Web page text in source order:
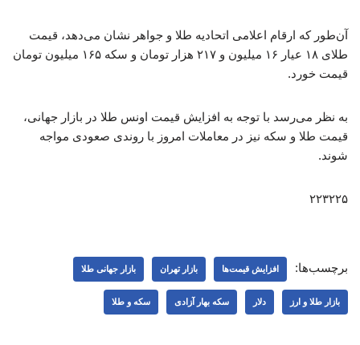
آن‌طور که ارقام اعلامی اتحادیه طلا و جواهر نشان می‌دهد، قیمت
طلای ۱۸ عیار ۱۶ میلیون و ۲۱۷ هزار تومان و سکه ۱۶۵ میلیون تومان
قیمت خورد.
به نظر می‌رسد با توجه به افزایش قیمت اونس طلا در بازار جهانی،
قیمت طلا و سکه نیز در معاملات امروز با روندی صعودی مواجه
شوند.
۲۲۳۲۲۵
برچسب‌ها: افزایش قیمت‌ها بازار تهران بازار جهانی طلا
بازار طلا و ارز دلار سکه بهار آزادی سکه و طلا